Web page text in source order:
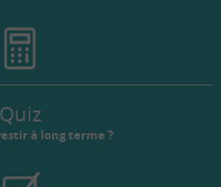
Quiz
à long terme ?